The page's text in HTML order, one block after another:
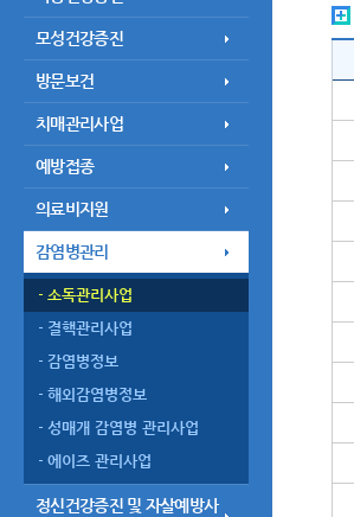
모성건강증진
방문보건
치매관리사업
예방접종
의료비지원
감염병관리
소독관리사업
결핵관리사업
감염병정보
해외감염병정보
성매개 감염병 관리사업
에이즈 관리사업
정신건강증진 및 자살예방사